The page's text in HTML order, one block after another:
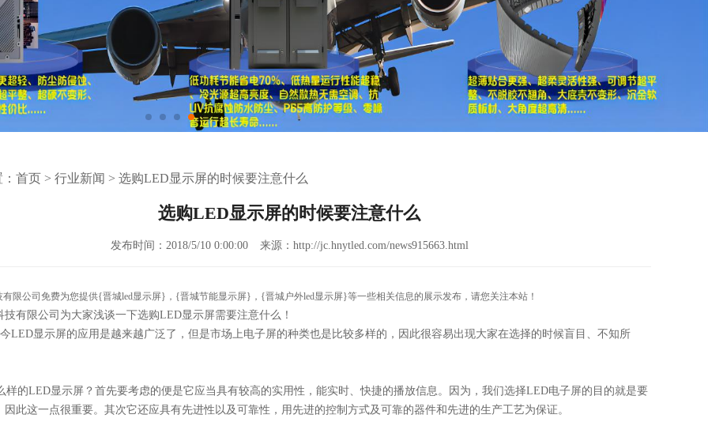
首页 > 行业新闻 > 选购LED显示屏的时候要注意什么
选购LED显示屏的时候要注意什么
发布时间：2018/5/10 0:00:00 来源：http://jc.hnytled.com/news915663.html
限公司免费为您提供{晋城led显示屏} ，{晋城节能显示屏}，{晋城户外led显示屏}等一些相关信息的展示发布，请您关注本站！
技有限公司为大家浅谈一下选购LED显示屏需要注意什么！
LED显示屏的应用是越来越广泛了，但是市场上电子屏的种类也是比较多样的，因此很容易出现大家在选择的时候盲目、不知所
的LED显示屏？首先要考虑的便是它应当具有较高的实用性，能实时、快捷的播放信息。因为，我们选择LED电子屏的目的就是要
因此这一点很重要。其次它还应具有先进性以及可靠性，用先进的控制方式及可靠的器件和先进的生产工艺为保证。